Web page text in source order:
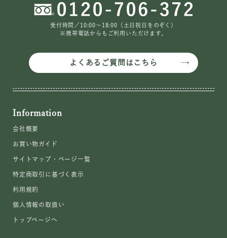
受付時間／10:00〜18:00（土日祝日をのぞく）
※携帯電話からもご利用いただけます。
よくあるご質問はこちら
Information
会社概要
お買い物ガイド
サイトマップ・ページ一覧
特定商取引に基づく表示
利用規約
個人情報の取扱い
トップページへ